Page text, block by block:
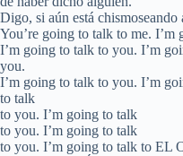
Digo, si aún está
You’re going to talk to me. I’m
I’m going to talk to you. I’m
you.
I’m going to talk to you. I’m
to talk
to you. I’m going to talk
to you. I’m going to talk
to you. I’m going to talk to